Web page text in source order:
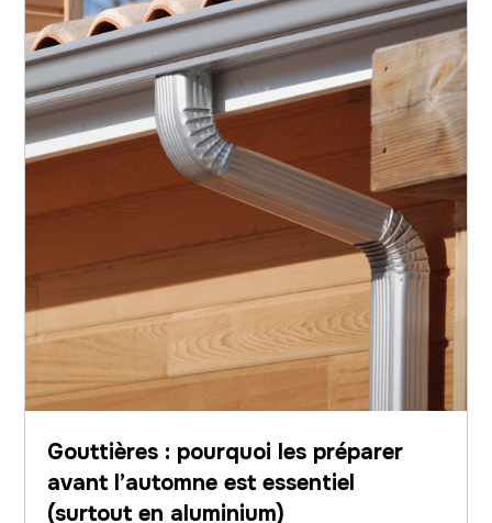
Gouttières : pourquoi les préparer
avant l’automne est essentiel
(surtout en aluminium)